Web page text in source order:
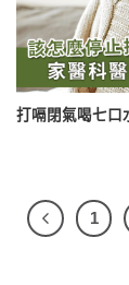
打嗝閉氣喝七口
1